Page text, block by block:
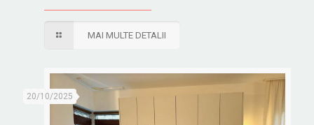
MAI MULTE DETALII
20/10/2025